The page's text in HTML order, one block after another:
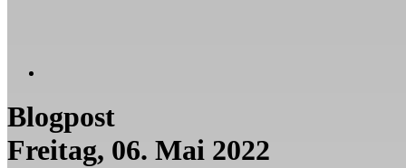
Blogpost
Freitag, 06. Mai 2022